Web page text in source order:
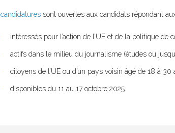
candidaturessont ouvertes aux candidats répondant
intéressés pour l’action de l’UE et de la politique de
actifs dans le milieu du journalisme (études ou
citoyens de l’UE ou d’un pays voisin âgé de 18 à 30
disponibles du 11 au 17 octobre 2025.